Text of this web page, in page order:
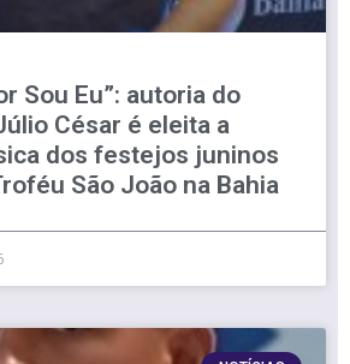
Sou Eu”: autoria do
César é eleita a
dos festejos juninos
São João na Bahia